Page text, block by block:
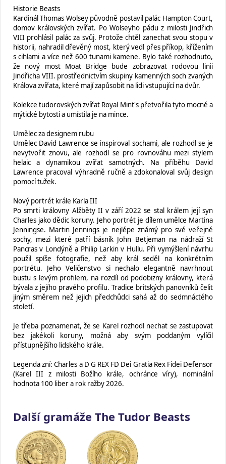
Historie Beasts
Kardinál Thomas Wolsey původně postavil palác Hampton Court,
domov královských zvířat. Po Wolseyho pádu z milosti Jindřich
VIII prohlásil palác za svůj. Protože chtěl zanechat svou stopu v
historii, nahradil dřevěný most, který vedl přes příkop, křížením
s cihlami a více než 600 tunami kamene. Bylo také rozhodnuto,
že nový most Moat Bridge bude zobrazovat rodovou linii
Jindřicha VIII. prostřednictvím skupiny kamenných soch zvaných
Králova zvířata, které mají zapůsobit na lidi vstupující na dvůr.
Kolekce tudorovských zvířat Royal Mint's přetvořila tyto mocné a
mýtické bytosti a umístila je na mince.
Umělec za designem rubu
Umělec David Lawrence se inspiroval sochami, ale rozhodl se je
nevytvořit znovu, ale rozhodl se pro rovnováhu mezi stylem
helaic a dynamikou zvířat samotných. Na příběhu David
Lawrence pracoval výhradně ručně a zdokonaloval svůj design
pomocí tužek.
Nový portrét krále Karla III
Po smrti královny Alžběty II v září 2022 se stal králem její syn
Charles jako dědic koruny. Jeho portrét je dílem umělce Martina
Jenningse. Martin Jennings je nejlépe známý pro své veřejné
sochy, mezi které patří básník John Betjeman na nádraží St
Pancras v Londýně a Philip Larkin v Hullu. Při vymýšlení návrhu
použil spíše fotografie, než aby král seděl na konkrétním
portrétu. Jeho Veličenstvo si nechalo elegantně navrhnout
bustu s levým profilem, na rozdíl od podobizny královny, která
bývala z jejího pravého profilu. Tradice britských panovníků čelit
jiným směrem než jejich předchůdci sahá až do sedmnáctého
století.
Je třeba poznamenat, že se Karel rozhodl nechat se zastupovat
bez jakékoli koruny, možná aby svým poddaným vylíčil
přístupnějšího lidského krále.
Legenda zní: Charles a D G REX FD Dei Gratia Rex Fidei Defensor
(Karel III z milosti Božího krále, ochránce víry), nominální
hodnota 100 liber a rok ražby 2026.
Další gramáže The Tudor Beasts